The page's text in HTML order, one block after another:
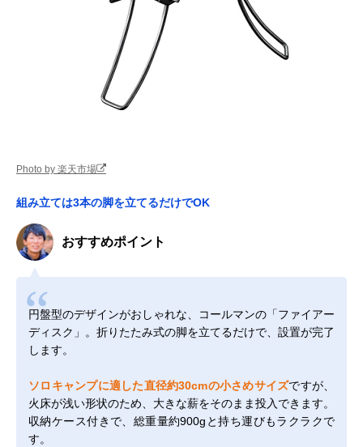
Photo by 楽天市場
組み立ては3本の脚を立てるだけでOK
おすすめポイント
円盤型のデザインがおしゃれな、コールマンの「ファイアー
ディスク」。折りたたみ式の脚を立てるだけで、設置が完了
します。
ソロキャンプに適した直径約30cmの小さめサイズですが、
火床が浅い形状のため、大きな薪をそのまま投入できます。
収納ケース付きで、総重量約900gと持ち運びもラクラクで
す。